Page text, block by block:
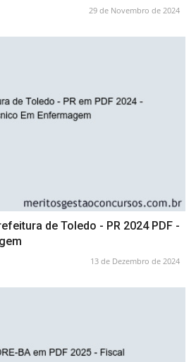
29 de Novembro de 2024
de Toledo - PR 2024 PDF -
13 de Dezembro de 2024